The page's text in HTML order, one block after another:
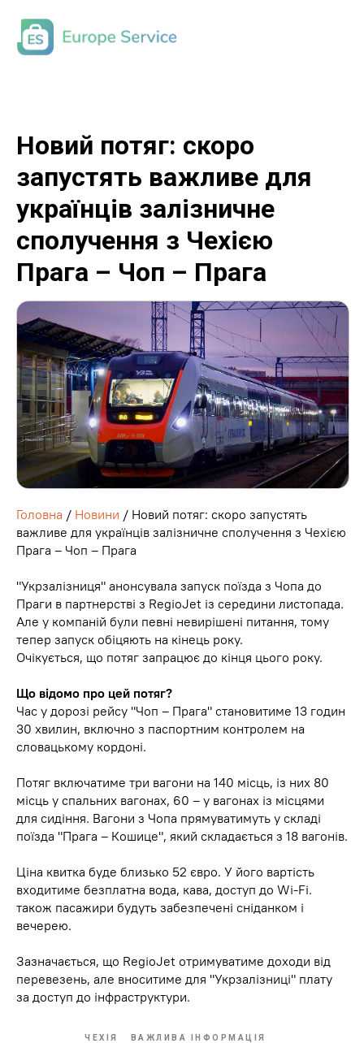
Новий потяг: скоро
запустять важливе для
українців залізничне
сполучення з Чехією
Прага – Чоп – Прага
Головна / Новини / Новий потяг: скоро запустять
важливе для українців залізничне сполучення з Чехією
Прага – Чоп – Прага
"Укрзалізниця" анонсувала запуск поїзда з Чопа до
Праги в партнерстві з RegioJet із середини листопада.
Але у компаній були певні невирішені питання, тому
тепер запуск обіцяють на кінець року.
Очікується, що потяг запрацює до кінця цього року.
Що відомо про цей потяг?
Час у дорозі рейсу "Чоп – Прага" становитиме 13 годин
30 хвилин, включно з паспортним контролем на
словацькому кордоні.
Потяг включатиме три вагони на 140 місць, із них 80
місць у спальних вагонах, 60 – у вагонах із місцями
для сидіння. Вагони з Чопа прямуватимуть у складі
поїзда "Прага – Кошице", який складається з 18 вагонів.
Ціна квитка буде близько 52 євро. У його вартість
входитиме безплатна вода, кава, доступ до Wi-Fi.
також пасажири будуть забезпечені сніданком і
вечерею.
Зазначається, що RegioJet отримуватиме доходи від
перевезень, але вноситиме для "Укрзалізниці" плату
за доступ до інфраструктури.
ЧЕХІЯ ВАЖЛИВА ІНФОРМАЦІЯ